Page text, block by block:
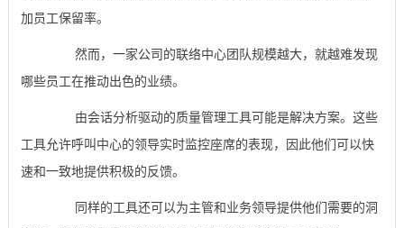
加员工保留率。
然而，一家公司的联络中心团队规模越大，就越难发现
哪些员工在推动出色的业绩。
由会话分析驱动的质量管理工具可能是解决方案。这些
工具允许呼叫中心的领导实时监控座席的表现，因此他们可以快
速和一致地提供积极的反馈。
同样的工具还可以为主管和业务领导提供他们需要的洞